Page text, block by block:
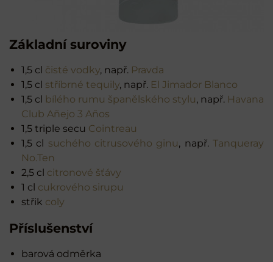
Základní suroviny
1,5 cl čisté vodky, např. Pravda
1,5 cl stříbrné tequily, např. El Jimador Blanco
1,5 cl
bílého rumu španělského stylu, např. Havana
Club Añejo 3 Años
1,5 triple secu Cointreau
1,5 cl suchého citrusového ginu, např.Tanqueray
No.Ten
2,5 cl citronové šťávy
1 cl cukrového sirupu
střik coly
Příslušenství
barová odměrka